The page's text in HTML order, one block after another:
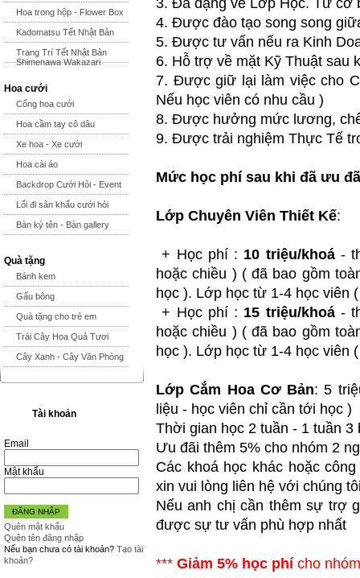
Hoa trong hộp - Flower Box
Kadomatsu Tết Nhật Bản
Trang Trí Tết Nhật Bản
Shimenawa Wakazari
Hoa cưới
Cổng hoa cưới
Hoa cầm tay cô dâu
Xe hoa - Xe cưới
Hoa cài áo
Backdrop Cưới Hỏi - Event
Lối đi sân khấu cưới hỏi
Bàn ký tên - Bàn gallery
Quà tặng
Bánh kem
Gấu bông
Quà tặng cho trẻ em
Trái Cây Hoa Quả Tươi
Cây Xanh - Cây Văn Phòng
Tài khoản
Email
Mật khẩu
ĐĂNG NHẬP
Quên mật khẩu
Quên tên đăng nhập
Nếu bạn chưa có tài khoản? Tạo tài
khoản?
3. Đa dạng về Lớp Học. Từ cơ
4. Được đào tạo song song
5. Được tư vấn nếu ra Kinh
6. Hỗ trợ về mặt Kỹ Thuật sau
7. Được giữ lại làm việc cho
Nếu học viên có nhu cầu )
8. Được hưởng mức lương,
9. Được trải nghiệm Thực Tế
Mức học phí sau khi đã ưu
Lớp Chuyên Viên Thiết Kế:
+ Học phí : 10 triệu/khoá-
hoặc chiều ) ( đã bao gồm
học ). Lớp học từ 1-4 học viên
+ Học phí : 15 triệu/khoá-
hoặc chiều ) ( đã bao gồm
học ). Lớp học từ 1-4 học viên
Lớp Cắm Hoa Cơ Bản: 5
liệu - học viên chỉ cần tới học )
Thời gian học 2 tuần - 1 tuần 3
Ưu đãi thêm 5% cho nhóm 2
Các khoá học khác hoặc
xin vui lòng liên hệ với chúng
Nếu anh chị cần thêm sự trợ
được sự tư vấn phù hợp nhất
*** Giảm 5% học phí cho